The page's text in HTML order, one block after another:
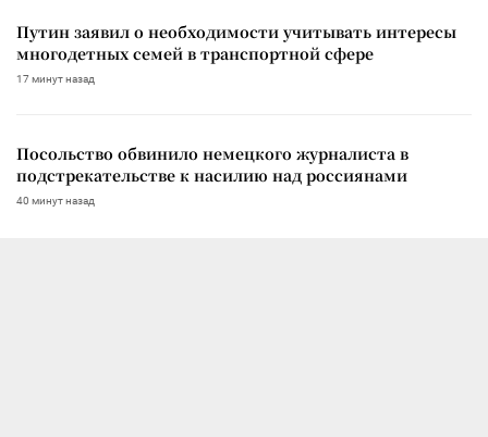
Путин заявил о необходимости учитывать интересы
многодетных семей в транспортной сфере
17 минут назад
Посольство обвинило немецкого журналиста в
подстрекательстве к насилию над россиянами
40 минут назад